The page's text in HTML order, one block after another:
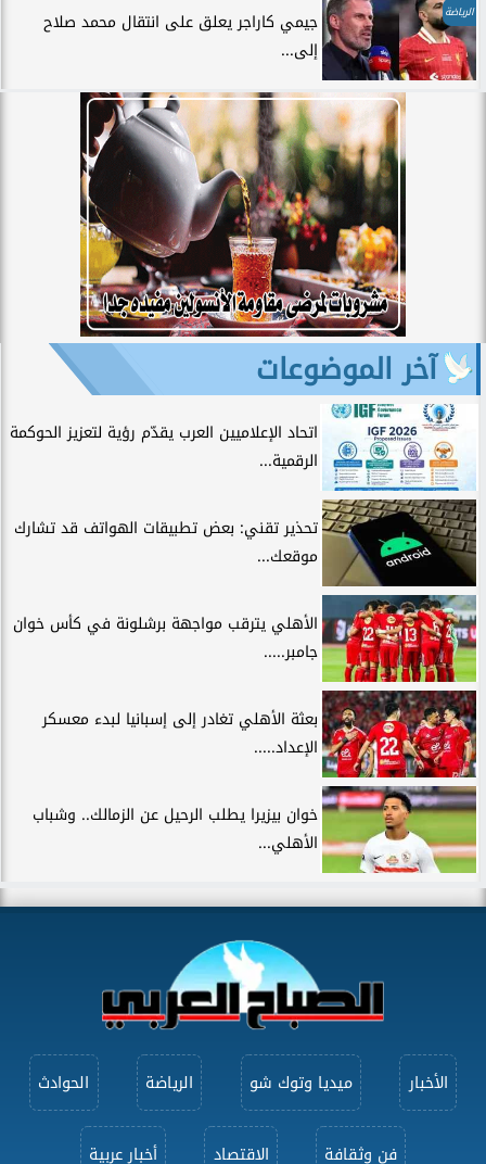
الرياضة
جيمي كاراجر يعلق على انتقال محمد صلاح
إلى...
آخر الموضوعات
اتحاد الإعلاميين العرب يقدّم رؤية لتعزيز الحوكمة
الرقمية...
تحذير تقني: بعض تطبيقات الهواتف قد تشارك
موقعك...
الأهلي يترقب مواجهة برشلونة في كأس خوان
جامبر.....
بعثة الأهلي تغادر إلى إسبانيا لبدء معسكر
الإعداد.....
خوان بيزيرا يطلب الرحيل عن الزمالك.. وشباب
الأهلي...
الأخبار ميديا وتوك شو الرياضة الحوادث
فن وثقافة الاقتصاد أخبار عربية